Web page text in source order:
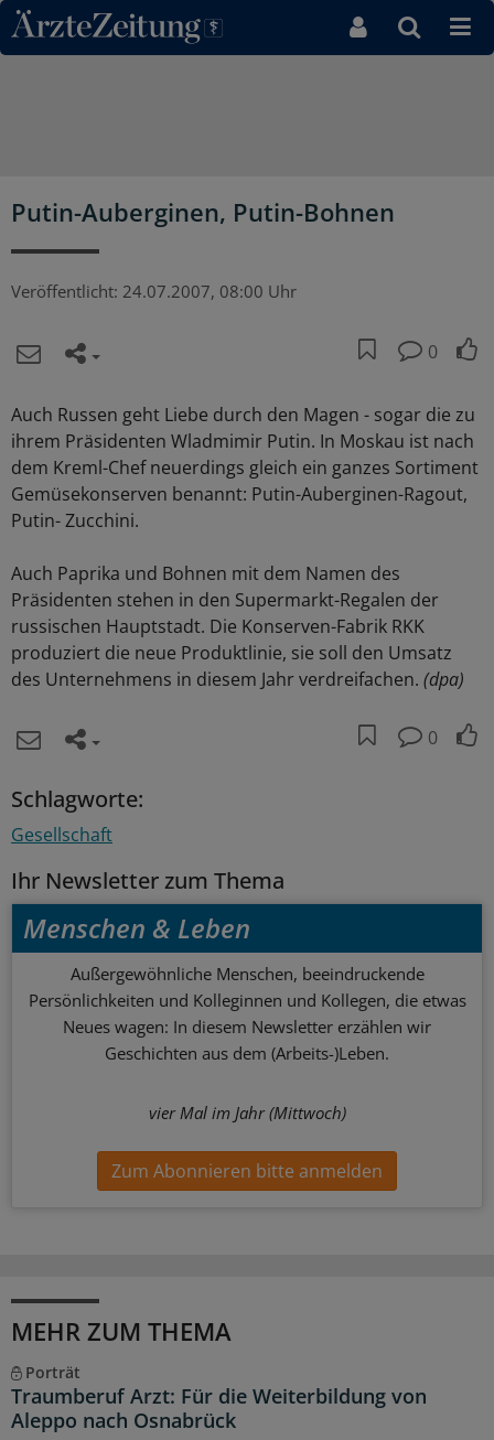
Direkt zum Inhaltsbereich
Putin-Auberginen, Putin-Bohnen
Veröffentlicht: 24.07.2007, 08:00 Uhr
0
Auch Russen geht Liebe durch den Magen - sogar die zu
ihrem Präsidenten Wladmimir Putin. In Moskau ist nach
dem Kreml-Chef neuerdings gleich ein ganzes Sortiment
Gemüsekonserven benannt: Putin-Auberginen-Ragout,
Putin- Zucchini.
Auch Paprika und Bohnen mit dem Namen des
Präsidenten stehen in den Supermarkt-Regalen der
russischen Hauptstadt. Die Konserven-Fabrik RKK
produziert die neue Produktlinie, sie soll den Umsatz
des Unternehmens in diesem Jahr verdreifachen. (dpa)
0
Schlagworte:
Gesellschaft
Ihr Newsletter zum Thema
Menschen & Leben
Außergewöhnliche Menschen, beeindruckende
Persönlichkeiten und Kolleginnen und Kollegen, die etwas
Neues wagen: In diesem Newsletter erzählen wir
Geschichten aus dem (Arbeits-)Leben.
vier Mal im Jahr (Mittwoch)
Zum Abonnieren bitte anmelden
MEHR ZUM THEMA
Porträt
Traumberuf Arzt: Für die Weiterbildung von
Aleppo nach Osnabrück